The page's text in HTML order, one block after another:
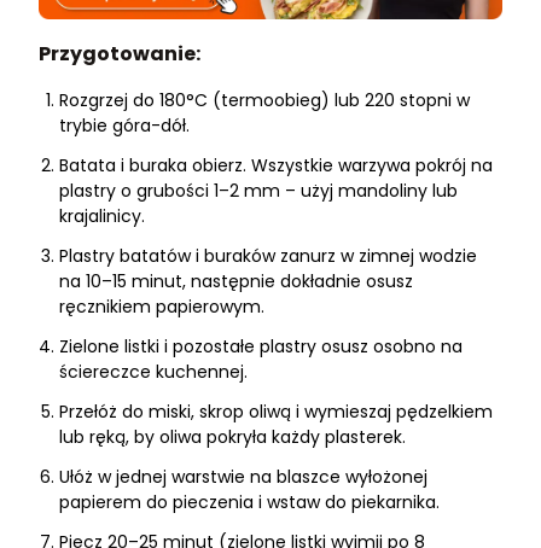
Przygotowanie:
Rozgrzej do 180°C (termoobieg) lub 220 stopni w
trybie góra-dół.
Batata i buraka obierz. Wszystkie warzywa pokrój na
plastry o grubości 1–2 mm – użyj mandoliny lub
krajalinicy.
Plastry batatów i buraków zanurz w zimnej wodzie
na 10–15 minut, następnie dokładnie osusz
ręcznikiem papierowym.
Zielone listki i pozostałe plastry osusz osobno na
ściereczce kuchennej.
Przełóż do miski, skrop oliwą i wymieszaj pędzelkiem
lub ręką, by oliwa pokryła każdy plasterek.
Ułóż w jednej warstwie na blaszce wyłożonej
papierem do pieczenia i wstaw do piekarnika.
Piecz 20–25 minut (zielone listki wyjmij po 8